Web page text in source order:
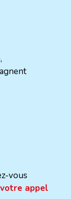
vous
appel